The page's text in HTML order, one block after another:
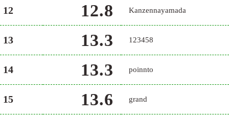
12 12.8 Kanzennayamada
13 13.3 123458
14 13.3 poinnto
15 13.6 grand